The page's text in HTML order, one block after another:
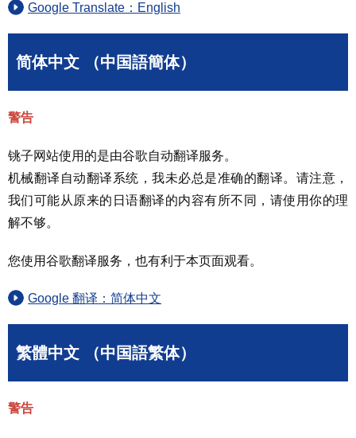
Google Translate：English
简体中文 （中国語簡体）
警告
铫子网站使用的是由谷歌自动翻译服务。
机械翻译自动翻译系统，我未必总是准确的翻译。请注意，
我们可能从原来的日语翻译的内容有所不同，请使用你的理
解不够。
您使用谷歌翻译服务，也有利于本页面观看。
Google 翻译：简体中文
繁體中文 （中国語繁体）
警告